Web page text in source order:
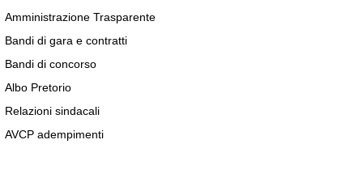
Amministrazione Trasparente
Bandi di gara e contratti
Bandi di concorso
Albo Pretorio
Relazioni sindacali
AVCP adempimenti